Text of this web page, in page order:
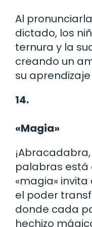
Al
dictado, los
ternura y la
creando un
su
14.
«Magia»
palabras está
«magia»
el poder
donde cada
hechizo